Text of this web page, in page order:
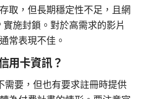
取，但長期穩定性不足，且網
實施封鎖。對於高需求的影片
常表現不佳。
用卡資訊？
需要，但也有要求註冊時提供